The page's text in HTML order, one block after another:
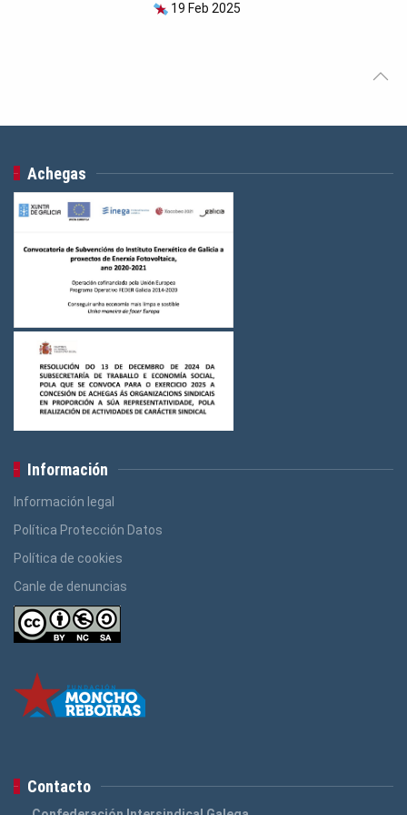
19 Feb 2025
Achegas
Información
Información legal
Política Protección Datos
Política de cookies
Canle de denuncias
Contacto